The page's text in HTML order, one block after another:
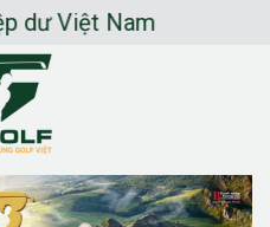
Nam